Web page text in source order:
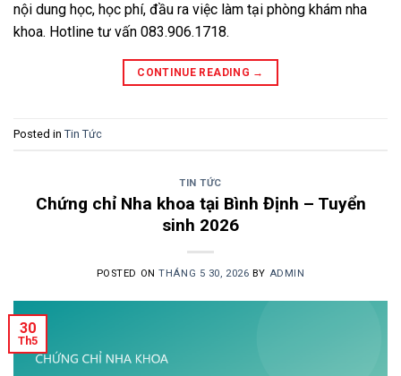
nội dung học, học phí, đầu ra việc làm tại phòng khám nha
khoa. Hotline tư vấn 083.906.1718.
CONTINUE READING →
Posted in Tin Tức
TIN TỨC
Chứng chỉ Nha khoa tại Bình Định – Tuyển
sinh 2026
POSTED ONTHÁNG 5 30, 2026 BY ADMIN
30
Th5